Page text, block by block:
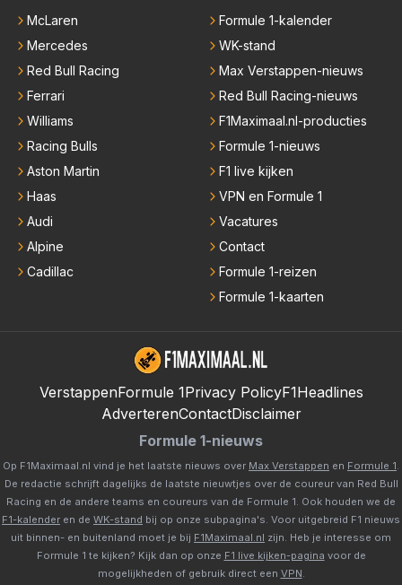
McLaren
Mercedes
Red Bull Racing
Ferrari
Williams
Racing Bulls
Aston Martin
Haas
Audi
Alpine
Cadillac
Formule 1-kalender
WK-stand
Max Verstappen-nieuws
Red Bull Racing-nieuws
F1Maximaal.nl-producties
Formule 1-nieuws
F1 live kijken
VPN en Formule 1
Vacatures
Contact
Formule 1-reizen
Formule 1-kaarten
VerstappenFormule 1Privacy PolicyF1Headlines
AdverterenContactDisclaimer
Formule 1-nieuws
Op F1Maximaal.nl vind je het laatste nieuws over Max Verstappen en Formule 1
De redactie schrijft dagelijks de laatste nieuwtjes over de coureur van Red Bull
Racing en de andere teams en coureurs van de Formule 1. Ook houden we de
F1-kalender en de WK-stand bij op onze subpagina's. Voor uitgebreid F1 nieuws
uit binnen- en buitenland moet je bij F1Maximaal.nl zijn. Heb je interesse om
Formule 1 te kijken? Kijk dan op onze F1 live kijken-pagina voor de
mogelijkheden of gebruik direct een VPN